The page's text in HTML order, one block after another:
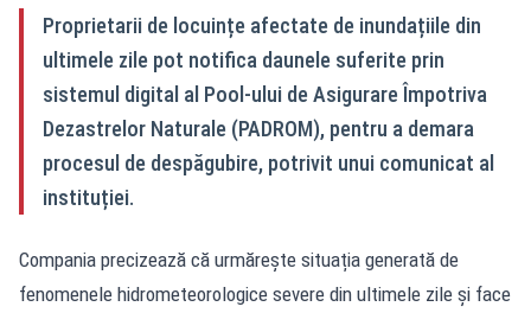
Proprietarii de locuințe afectate de inundațiile din
ultimele zile pot notifica daunele suferite prin
sistemul digital al Pool-ului de Asigurare Împotriva
Dezastrelor Naturale (PADROM), pentru a demara
procesul de despăgubire, potrivit unui comunicat al
instituției.
Compania precizează că urmărește situația generată de
fenomenele hidrometeorologice severe din ultimele zile și face